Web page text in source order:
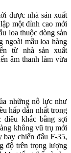
được nhà sản xuất
một đỉnh cao mới
loa thuộc dòng sản
ngoài mẫu loa hàng
từ nhà sản xuất
âm thanh làm vừa
những nỗ lực như
hấp dẫn nhất trong
điêu khắc bằng sợi
không vũ trụ mới
chiến đấu F-35,
độ trên trọng lượng